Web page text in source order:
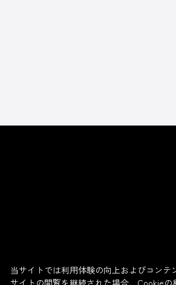
当サイトでは利用体験の向上およびコンテ